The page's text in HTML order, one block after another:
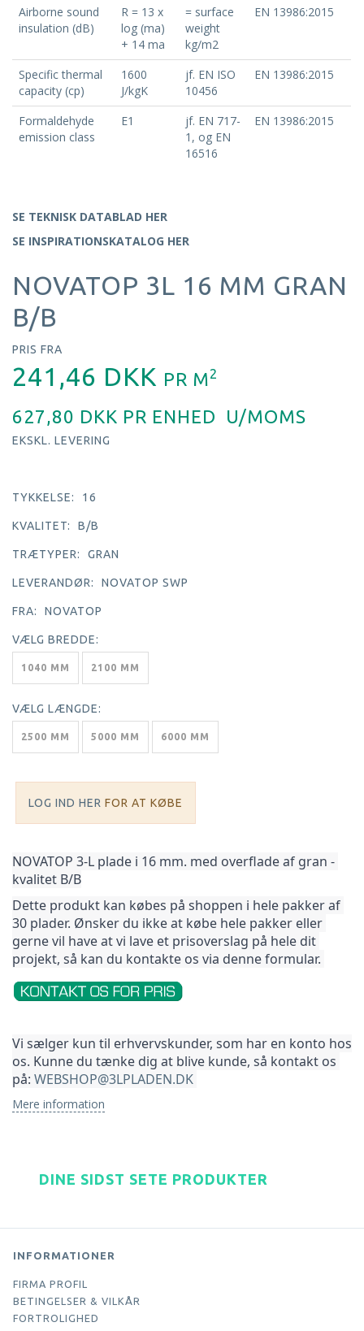
Airborne sound
insulation (dB)
R = 13 x
log (ma)
+ 14 ma
= surface
weight
kg/m2
EN 13986:2015
Specific thermal
capacity (cp)
1600
J/kgK
jf. EN ISO
10456
EN 13986:2015
Formaldehyde
emission class
E1
jf. EN 717-
1, og EN
16516
EN 13986:2015
SE TEKNISK DATABLAD HER
SE INSPIRATIONSKATALOG HER
NOVATOP 3L 16 MM GRAN
B/B
PRIS FRA
241,46 DKK PR M2
627,80 DKK PR ENHED U/MOMS
EKSKL. LEVERING
TYKKELSE: 16
KVALITET: B/B
TRÆTYPER: GRAN
LEVERANDØR: NOVATOP SWP
FRA: NOVATOP
VÆLG BREDDE:
1040 MM 2100 MM
VÆLG LÆNGDE:
2500 MM 5000 MM 6000 MM
LOG IND HER FOR AT KØBE
NOVATOP 3-L plade i 16 mm. med overflade af gran -
kvalitet B/B
Dette produkt kan købes på shoppen i hele pakker af
30 plader. Ønsker du ikke at købe hele pakker eller
gerne vil have at vi lave et prisoverslag på hele dit
projekt, så kan du kontakte os via denne formular.
Vi sælger kun til erhvervskunder, som har en konto hos
os. Kunne du tænke dig at blive kunde, så kontakt os
på: WEBSHOP@3LPLADEN.DK
Mere information
DINE SIDST SETE PRODUKTER
INFORMATIONER
FIRMA PROFIL
BETINGELSER & VILKÅR
FORTROLIGHED